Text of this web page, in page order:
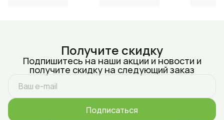
Получите скидку
Подпишитесь на наши акции и новости и
получите скидку на следующий заказ
Подписаться